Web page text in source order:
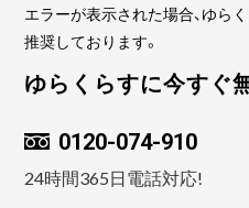
エラーが表示された場合、ゆら
推奨しております。
ゆらくらすに今すぐ
0120-074-910
24時間365日電話対応!